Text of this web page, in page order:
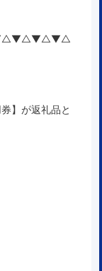
】が返礼品と